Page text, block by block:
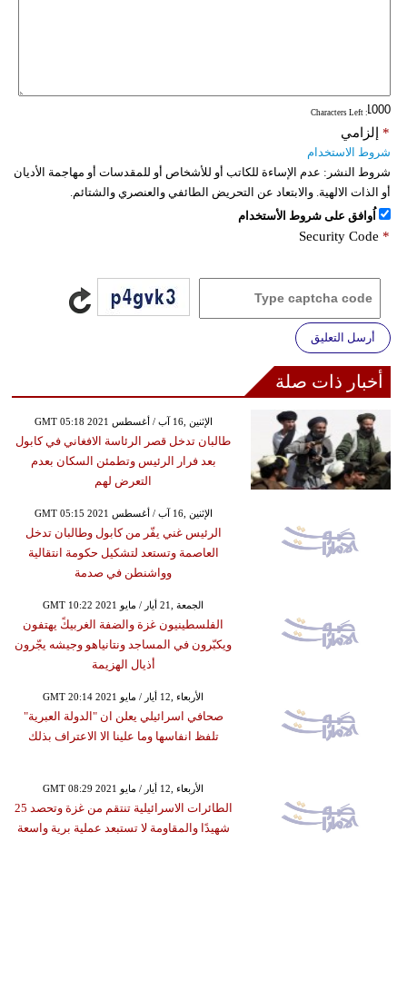
: Characters Left
إلزامي *
شروط الاستخدام
شروط النشر: عدم الإساءة للكاتب أو للأشخاص أو للمقدسات أو مهاجمة الأديان
أو الذات الالهية. والابتعاد عن التحريض الطائفي والعنصري والشتائم.
اُوافق على شروط الأستخدام
Security Code *
أرسل التعليق
أخبار ذات صلة
GMT 05:18 2021 الإثنين ,16 آب / أغسطس
طالبان تدخل قصر الرئاسة الافغاني في كابول
بعد فرار الرئيس وتطمئن السكان بعدم
التعرض لهم
GMT 05:15 2021 الإثنين ,16 آب / أغسطس
الرئيس غني يفّر من كابول وطالبان تدخل
العاصمة وتستعد لتشكيل حكومة انتقالية
وواشنطن في صدمة
GMT 10:22 2021 الجمعة ,21 أيار / مايو
الفلسطينيون غزة والضفة الغربيكً يهتفون
ويكبّرون في المساجد ونتانياهو وجيشه يجّرون
أذيال الهزيمة
GMT 20:14 2021 الأربعاء ,12 أيار / مايو
صحافي اسرائيلي يعلن ان "الدولة العبرية"
تلفظ انفاسها وما علينا الا الاعتراف بذلك
GMT 08:29 2021 الأربعاء ,12 أيار / مايو
الطائرات الاسرائيلية تنتقم من غزة وتحصد 25
شهيدًا والمقاومة لا تستبعد عملية برية واسعة